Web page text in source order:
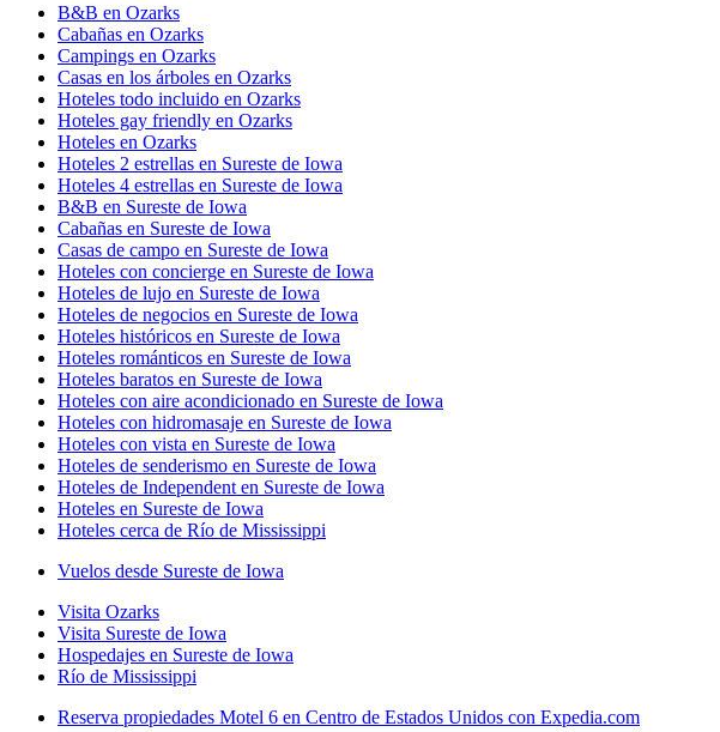
B&B en Ozarks
Cabañas en Ozarks
Campings en Ozarks
Casas en los árboles en Ozarks
Hoteles todo incluido en Ozarks
Hoteles gay friendly en Ozarks
Hoteles en Ozarks
Hoteles 2 estrellas en Sureste de Iowa
Hoteles 4 estrellas en Sureste de Iowa
B&B en Sureste de Iowa
Cabañas en Sureste de Iowa
Casas de campo en Sureste de Iowa
Hoteles con concierge en Sureste de Iowa
Hoteles de lujo en Sureste de Iowa
Hoteles de negocios en Sureste de Iowa
Hoteles históricos en Sureste de Iowa
Hoteles románticos en Sureste de Iowa
Hoteles baratos en Sureste de Iowa
Hoteles con aire acondicionado en Sureste de Iowa
Hoteles con hidromasaje en Sureste de Iowa
Hoteles con vista en Sureste de Iowa
Hoteles de senderismo en Sureste de Iowa
Hoteles de Independent en Sureste de Iowa
Hoteles en Sureste de Iowa
Hoteles cerca de Río de Mississippi
Vuelos desde Sureste de Iowa
Visita Ozarks
Visita Sureste de Iowa
Hospedajes en Sureste de Iowa
Río de Mississippi
Reserva propiedades Motel 6 en Centro de Estados Unidos con Expedia.com